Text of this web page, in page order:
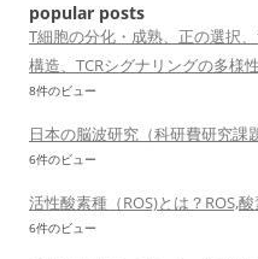
popular posts
T細胞の分化・成熟、正の選択
構造、TCRシグナリングの多様性
8件のビュー
日本の脳波研究（科研費研究課
6件のビュー
活性酸素種（ROS)とは？ROS,
6件のビュー